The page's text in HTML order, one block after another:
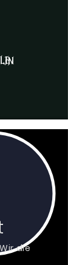
die